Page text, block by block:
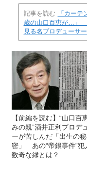
記事を読む
「カー
歳の山口百恵が…」
見る名プロデューサ
【前編を読む】“山口百
みの親”酒井正利プロデ
ーが苦しんだ「出生の秘
密」 あの“帝銀事件”犯
数奇な縁とは？